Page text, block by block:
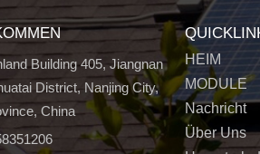
Building 405, Jiangnan
District, Nanjing City,
China
HEIM
MODULE
Nachricht
Über Uns